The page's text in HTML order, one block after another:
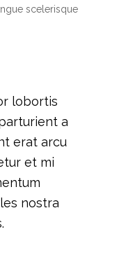
scelerisque
lobortis
a
erat arcu
et mi
nostra